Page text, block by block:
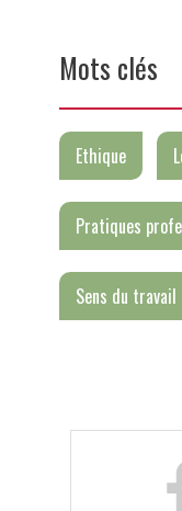
Mots clés
Ethique
Pratiques
Sens du travail